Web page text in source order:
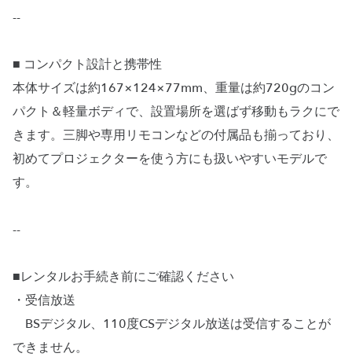
--
■ コンパクト設計と携帯性
本体サイズは約167×124×77mm、重量は約720gのコン
パクト＆軽量ボディで、設置場所を選ばず移動もラクにで
きます。三脚や専用リモコンなどの付属品も揃っており、
初めてプロジェクターを使う方にも扱いやすいモデルで
す。
--
■レンタルお手続き前にご確認ください
・受信放送
BSデジタル、110度CSデジタル放送は受信することが
できません。